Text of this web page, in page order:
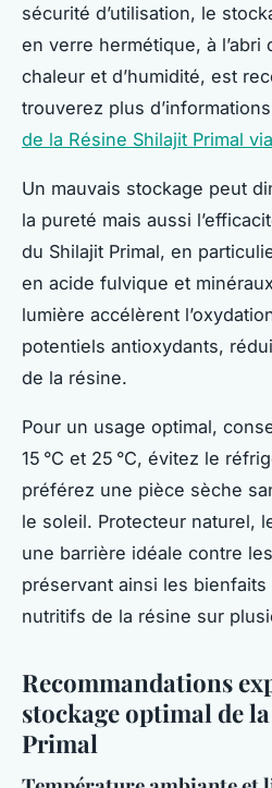
sécurité d’utilisation, le
en verre hermétique, à
chaleur et d’humidité, est
trouverez plus
de la Résine Shilajit Primal
Un mauvais stockage peut
la pureté mais aussi
du Shilajit Primal, en
en acide fulvique et
lumière accélèrent
potentiels antioxydants,
de la résine.
Pour un usage optimal,
15 °C et 25 °C, évitez le
préférez une pièce sèche
le soleil. Protecteur naturel,
une barrière idéale contre
préservant ainsi les
nutritifs de la résine sur
Recommandations
stockage optimal de
Primal